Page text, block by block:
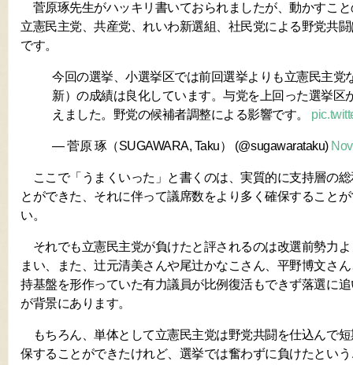
菅原琢先生がハッキリ書いておられましたが、動かすこ
立憲民主党、共産党、れいわ新選組、社民党による野党共
です。
今回の選挙、小選挙区では前回選挙よりも立憲民主党
新）の成績は良化しています。与党を上回った選挙区
えました。野党の候補者調整による影響です。
— 菅原 琢（SUGAWARA, Taku） (@sugawarataku)
ここで「うまくいった」と書くのは、実質的に支持層の
とができた、それに伴って議席数をより多く確保すること
い。
それでも立憲民主党が負けたと評されるのは改選前勢力
まい、また、辻元清美さんや尾辻かなこさん、平野博文さ
持基盤を形作っていた有力議員が比例復活もできず落選に
が背景にあります。
もちろん、単体として立憲民主党は野党共闘を仕込んで
保することができたけれど、選挙では奮わずに負けたとい